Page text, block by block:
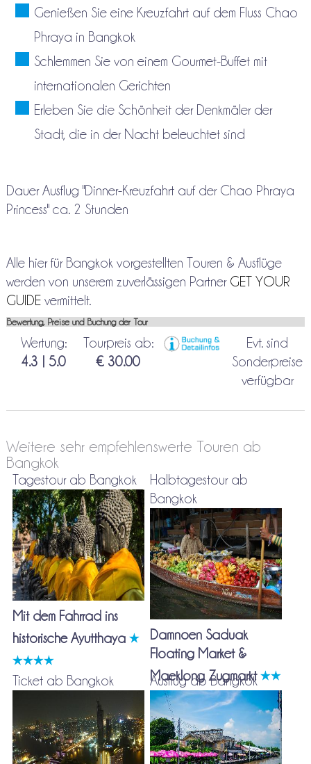
Genießen Sie eine Kreuzfahrt auf dem Fluss Chao
Phraya in Bangkok
Schlemmen Sie von einem Gourmet-Buffet mit
internationalen Gerichten
Erleben Sie die Schönheit der Denkmäler der
Stadt, die in der Nacht beleuchtet sind
Dauer Ausflug "Dinner-Kreuzfahrt auf der Chao Phraya
Princess" ca. 2 Stunden
Alle hier für Bangkok vorgestellten Touren & Ausflüge
werden von unserem zuverlässigen Partner GET YOUR
GUIDEvermittelt.
Bewertung, Preise und Buchung der Tour
Wertung:
4.3 | 5.0
Tourpreis ab:
€ 30.00
Evt. sind
Sonderpreise
verfügbar
Weitere sehr empfehlenswerte Touren ab
Bangkok
Tagestour ab Bangkok
Mit dem Fahrrad ins
historische Ayutthaya
Halbtagestour ab
Bangkok
Damnoen Saduak
Floating Market &
Maeklong Zugmarkt
Ticket ab Bangkok Ausflug ab Bangkok